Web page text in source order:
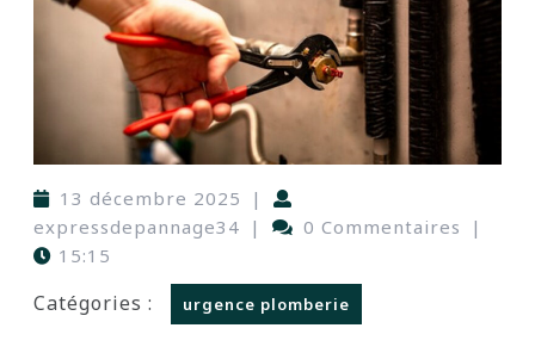
13 décembre 2025
|
expressdepannage34 | 0 Commentaires
|
15:15
Catégories : urgence plomberie